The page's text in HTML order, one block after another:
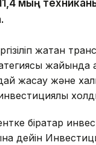
мың
жатқан
жайында
жасау және
бірқатар
дейін